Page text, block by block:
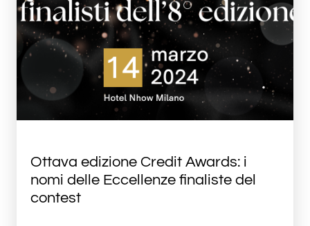
Ottava edizione Credit Awards: i
nomi delle Eccellenze finaliste del
contest